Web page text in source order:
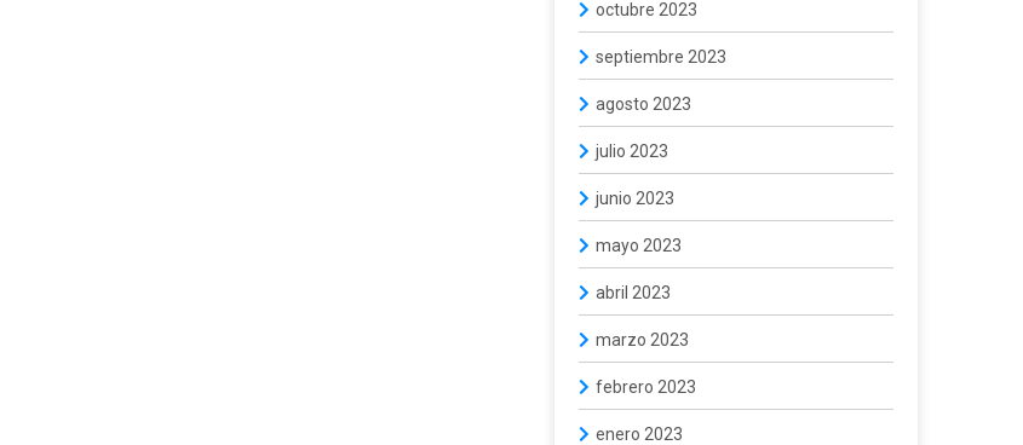
octubre 2023
septiembre 2023
agosto 2023
julio 2023
junio 2023
mayo 2023
abril 2023
marzo 2023
febrero 2023
enero 2023